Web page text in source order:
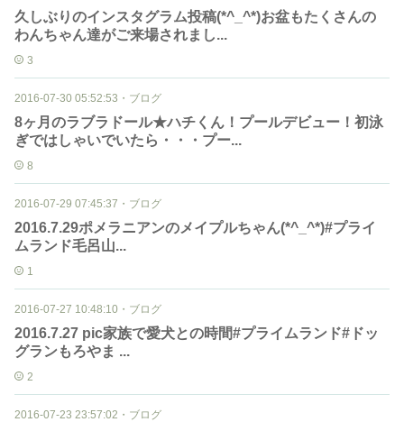
久しぶりのインスタグラム投稿(*^_^*)お盆もたくさんの
わんちゃん達がご来場されまし...
3
2016-07-30 05:52:53 ・ ブログ
8ヶ月のラブラドール★ハチくん！プールデビュー！初泳
ぎではしゃいでいたら・・・プー...
8
2016-07-29 07:45:37 ・ ブログ
2016.7.29ポメラニアンのメイプルちゃん(*^_^*)#プライ
ムランド毛呂山...
1
2016-07-27 10:48:10 ・ ブログ
2016.7.27 pic家族で愛犬との時間#プライムランド#ドッ
グランもろやま ...
2
2016-07-23 23:57:02 ・ ブログ